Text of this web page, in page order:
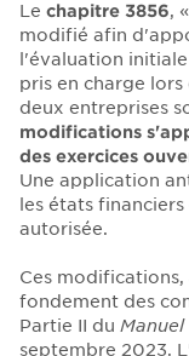
Le chapitre 3856,
modifié afin
l'évaluation
pris en charge
deux entreprises
modifications
des exercices
Une application
les états
autorisée.
Ces modifications,
fondement des
Partie II du
septembre 2023.